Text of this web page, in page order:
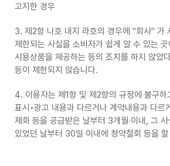
고지한 경우
3. 제2항 나호 내지 라호의 경우에 "회사" 가
제한되는 사실을 소비자가 쉽게 알 수 있는
시용상품을 제공하는 등의 조치를 하지 않았
등이 제한되지 않습니다.
4. 이용자는 제1항 및 제2항의 규정에 불구하
표시•광고 내용과 다르거나 계약내용과 다르
재화 등을 공급받은 날부터 3개월 이내, 그
있었던 날부터 30일 이내에 청약철회 등을